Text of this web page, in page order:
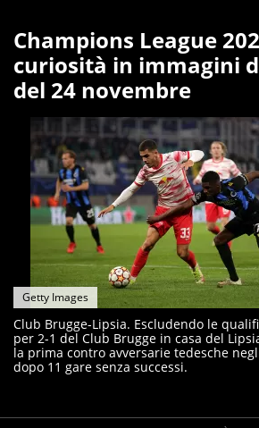
Champions League
curiosità in immagini
del 24 novembre
Getty Images
Club Brugge-Lipsia. Escludendo le
per 2-1 del Club Brugge in casa del
la prima contro avversarie tedesche
dopo 11 gare senza successi.